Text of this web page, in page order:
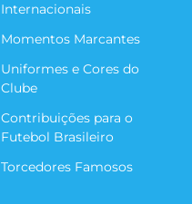
Internacionais
Momentos Marcantes
Uniformes e Cores do
Clube
Contribuições para o
Futebol Brasileiro
Torcedores Famosos